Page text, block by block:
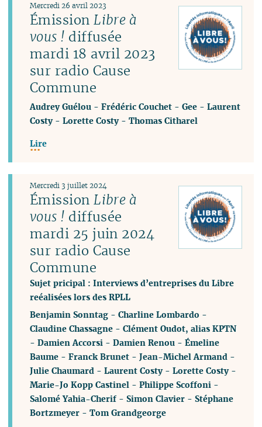
ÉmissionLibre à
vous ! diffusée
mardi 18 avril 2023
sur radio Cause
Commune
Mercredi 26 avril 2023
Audrey Guélou -Frédéric Couchet -Gee -Laurent
Costy-Lorette Costy-Thomas Citharel
Lire
ÉmissionLibre à
vous ! diffusée
mardi 25 juin 2024
sur radio Cause
Commune
Sujet pricipal : Interviews d’entreprises du Libre
reéalisées lors des RPLL
Mercredi 3 juillet 2024
Benjamin Sonntag -Charline Lombardo -
Claudine Chassagne -Clément Oudot, alias KPTN
-Damien Accorsi -Damien Renou -Émeline
Baume -Franck Brunet -Jean-Michel Armand -
Julie Chaumard -Laurent Costy-Lorette Costy-
Marie-Jo Kopp Castinel -Philippe Scoffoni -
Salomé Yahia-Cherif-Simon Clavier -Stéphane
Bortzmeyer -Tom Grandgeorge